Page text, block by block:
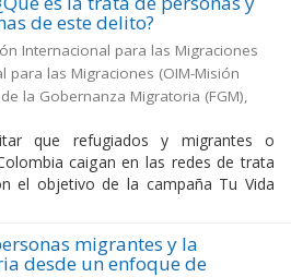
de este delito?
Internacional para las Migraciones
para las Migraciones (OIM-Misión
la Gobernanza Migratoria (FGM),
que refugiados y migrantes o
caigan en las redes de trata
el objetivo de la campaña Tu Vida
migrantes y la
desde un enfoque de